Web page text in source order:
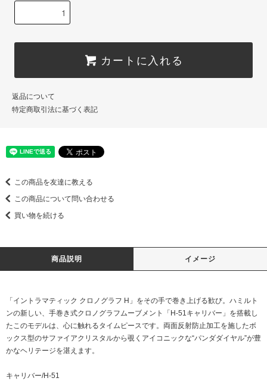
カートに入れる
返品について
特定商取引法に基づく表記
この商品を友達に教える
この商品について問い合わせる
買い物を続ける
商品説明 イメージ
「イントラマティック クロノグラフ H」をその手で巻き上げる歓び。ハミルト
ンの新しい、手巻き式クロノグラフムーブメント「H-51キャリバー」を搭載し
たこのモデルは、心に触れるタイムピースです。両面反射防止加工を施したボ
ックス型のサファイアクリスタルから覗くアイコニックな“パンダダイヤル”が豊
かなヘリテージを湛えます。
キャリバー/H-51